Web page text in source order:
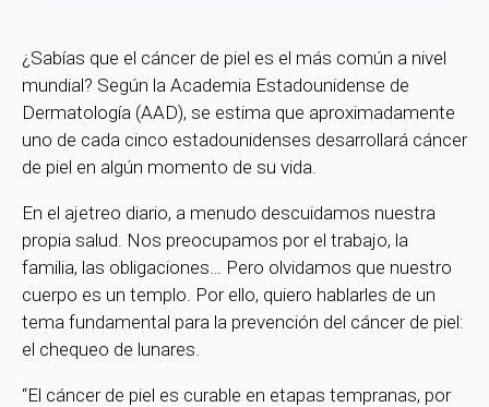
¿Sabías que el cáncer de piel es el más común a nivel
mundial? Según la Academia Estadounidense de
Dermatología (AAD), se estima que aproximadamente
uno de cada cinco estadounidenses desarrollará cáncer
de piel en algún momento de su vida.
En el ajetreo diario, a menudo descuidamos nuestra
propia salud. Nos preocupamos por el trabajo, la
familia, las obligaciones… Pero olvidamos que nuestro
cuerpo es un templo. Por ello, quiero hablarles de un
tema fundamental para la prevención del cáncer de piel:
el chequeo de lunares.
“El cáncer de piel es curable en etapas tempranas, por